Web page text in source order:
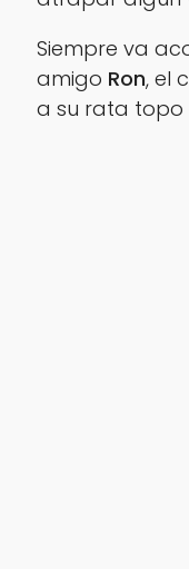
Siempre va
amigo Ron, el
a su rata topo